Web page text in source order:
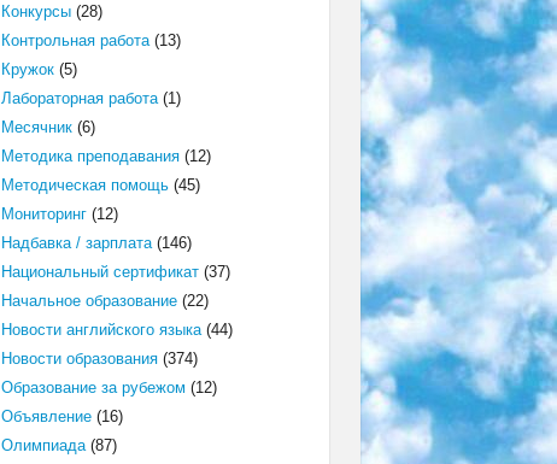
Конкурсы(28)
Контрольная работа(13)
Кружок(5)
Лабораторная работа(1)
Месячник(6)
Методика преподавания(12)
Методическая помощь(45)
Мониторинг(12)
Надбавка / зарплата(146)
Национальный сертификат(37)
Начальное образование(22)
Новости английского языка(44)
Новости образования(374)
Образование за рубежом (12)
Объявление(16)
Олимпиада(87)